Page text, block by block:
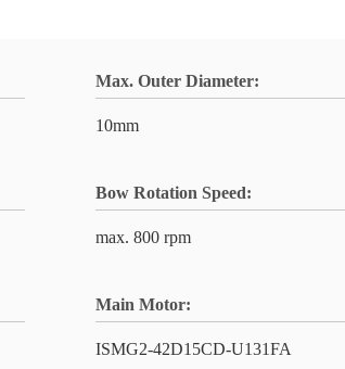
Max. Outer Diameter:
10mm
Bow Rotation Speed:
max. 800 rpm
Main Motor:
ISMG2-42D15CD-U131FA